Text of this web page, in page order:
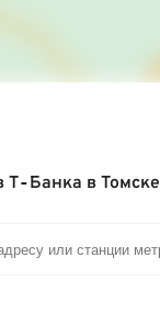
Т‑Банка в Томске